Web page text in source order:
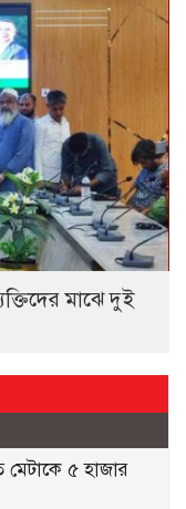
মাঝে দুই
৫ হাজার